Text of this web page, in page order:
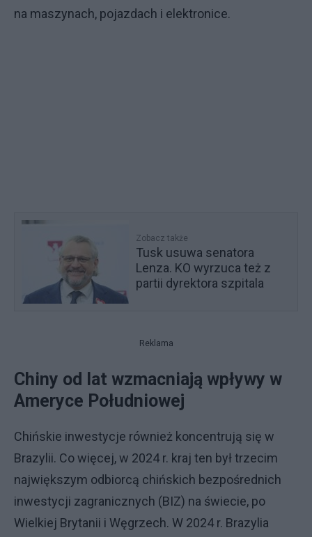
na maszynach, pojazdach i elektronice.
Zobacz także
Tusk usuwa senatora
Lenza. KO wyrzuca też z
partii dyrektora szpitala
Reklama
Chiny od lat wzmacniają wpływy w
Ameryce Południowej
Chińskie inwestycje również koncentrują się w
Brazylii. Co więcej, w 2024 r. kraj ten był trzecim
największym odbiorcą chińskich bezpośrednich
inwestycji zagranicznych (BIZ) na świecie, po
Wielkiej Brytanii i Węgrzech. W 2024 r. Brazylia